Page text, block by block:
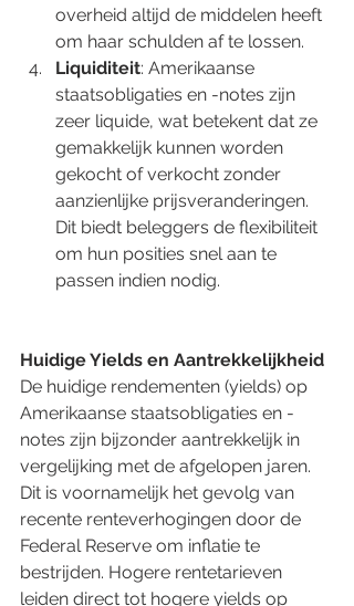
overheid altijd de middelen heeft
om haar schulden af te lossen.
Liquiditeit: Amerikaanse
staatsobligaties en -notes zijn
zeer liquide, wat betekent dat ze
gemakkelijk kunnen worden
gekocht of verkocht zonder
aanzienlijke prijsveranderingen.
Dit biedt beleggers de flexibiliteit
om hun posities snel aan te
passen indien nodig.
Huidige Yields en Aantrekkelijkheid
De huidige rendementen (yields) op
Amerikaanse staatsobligaties en -
notes zijn bijzonder aantrekkelijk in
vergelijking met de afgelopen jaren.
Dit is voornamelijk het gevolg van
recente renteverhogingen door de
Federal Reserve om inflatie te
bestrijden. Hogere rentetarieven
leiden direct tot hogere yields op